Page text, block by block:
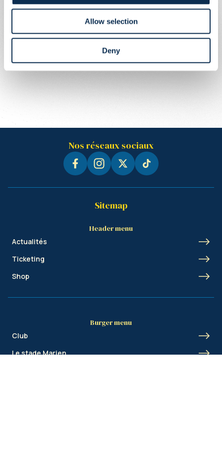
Allow selection
Deny
Nos réseaux sociaux
Sitemap
Header menu
Actualités
Ticketing
Shop
Burger menu
Club
Le stade Marien